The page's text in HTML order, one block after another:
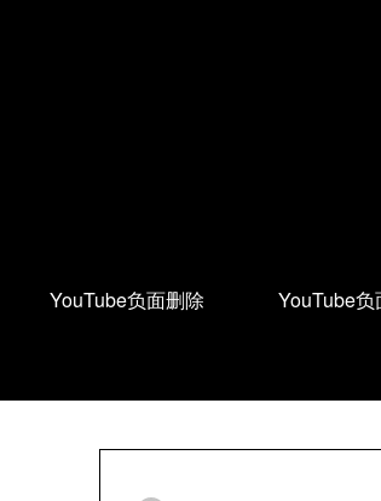
YouTube负面删除 YouTube负